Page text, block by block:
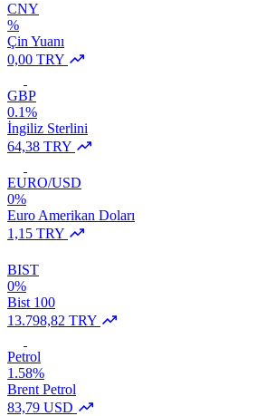
CNY
%
Çin Yuanı
0,00 TRY
GBP
0.1%
İngiliz Sterlini
64,38 TRY
EURO/USD
0%
Euro Amerikan Doları
1,15 TRY
BIST
0%
Bist 100
13.798,82 TRY
Petrol
1.58%
Brent Petrol
83,79 USD